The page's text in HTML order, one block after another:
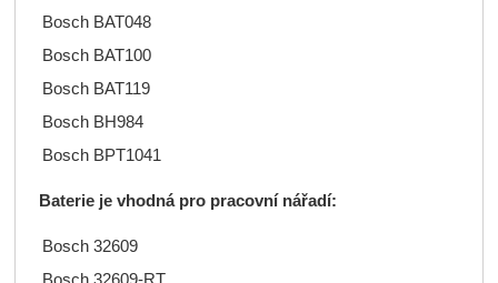
Bosch BAT048
Bosch BAT100
Bosch BAT119
Bosch BH984
Bosch BPT1041
Baterie je vhodná pro pracovní nářadí:
Bosch 32609